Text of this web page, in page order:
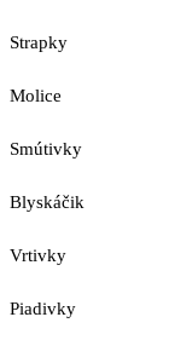
Strapky
Molice
Smútivky
Blyskáčik
Vrtivky
Piadivky